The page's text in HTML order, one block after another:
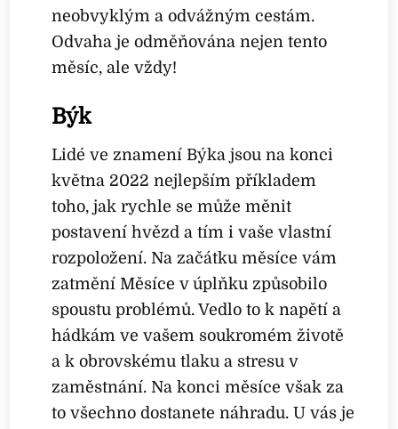
neobvyklým a odvážným cestám.
Odvaha je odměňována nejen tento
měsíc, ale vždy!
Býk
Lidé ve znamení Býka jsou na konci
května 2022 nejlepším příkladem
toho, jak rychle se může měnit
postavení hvězd a tím i vaše vlastní
rozpoložení. Na začátku měsíce vám
zatmění Měsíce v úplňku způsobilo
spoustu problémů. Vedlo to k napětí a
hádkám ve vašem soukromém životě
a k obrovskému tlaku a stresu v
zaměstnání. Na konci měsíce však za
to všechno dostanete náhradu. U vás je